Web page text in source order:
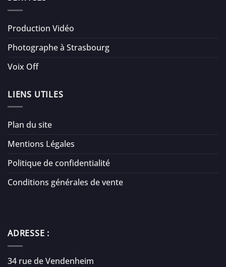
Production Vidéo
Photographe à Strasbourg
Voix Off
LIENS UTILES
Plan du site
Mentions Légales
Politique de confidentialité
Conditions générales de vente
ADRESSE :
34 rue de Vendenheim